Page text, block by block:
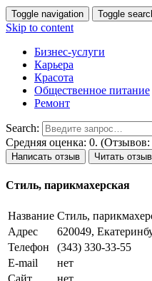
Toggle navigation Toggle
Skip to content
Бизнес-услуги
Карьера
Красота
Общественное питание
Ремонт
Search:
Средняя оценка: 0. (Отзывов:
Написать отзыв Читать
Стиль, парикмахерская
Название Стиль,
Адрес
620049,
Телефон
(343) 330-33-55
E-mail
нет
Сайт
нет